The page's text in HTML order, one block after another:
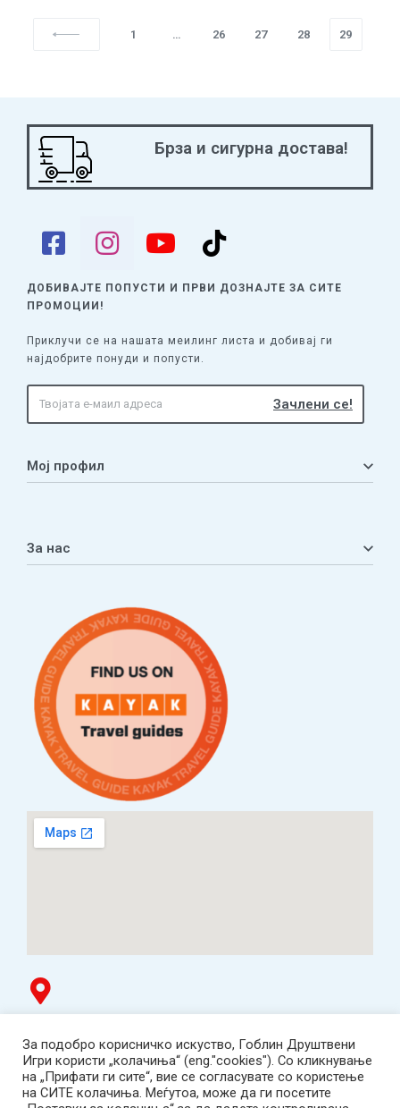
1 … 26 27 28 29
Брза и сигурна достава!
ДОБИВАЈТЕ ПОПУСТИ И ПРВИ ДОЗНАЈТЕ ЗА СИТЕ
ПРОМОЦИИ!
Приклучи се на нашата меилинг листа и добивај ги
најдобрите понуди и попусти.
Мој профил
Листа на желби
За нас
Услови за плаќање и испорака
Наши партнери
ТЦ Буњаковец - 1. кат, Скопје.
Tел: 078 669 482
Работно време: пон-пет 12:00-19:00 /саб 12:00-17:00
2001-2026 Goblin Games, All Rights Reserved.
За подобро корисничко искуство, Гоблин Друштвени
Игри користи „колачиња“ (eng."cookies"). Со кликнување
на „Прифати ги сите“, вие се согласувате со користење
на СИТЕ колачиња. Меѓутоа, може да ги посетите